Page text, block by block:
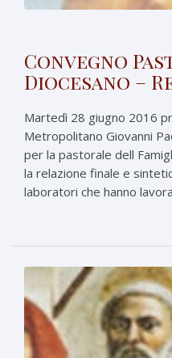
Convegno
Diocesano –
Martedì 28 giugno 2016
Metropolitano Giovanni
per la pastorale dell
la relazione finale e
laboratori che hanno